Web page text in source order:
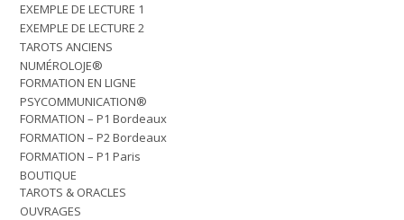
EXEMPLE DE LECTURE 1
EXEMPLE DE LECTURE 2
TAROTS ANCIENS
NUMÉROLOJE®
FORMATION EN LIGNE
PSYCOMMUNICATION®
FORMATION – P1 Bordeaux
FORMATION – P2 Bordeaux
FORMATION – P1 Paris
BOUTIQUE
TAROTS & ORACLES
OUVRAGES